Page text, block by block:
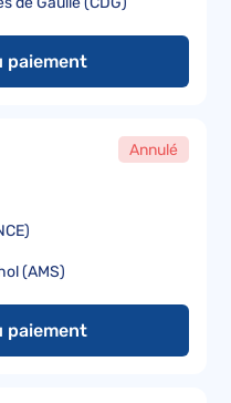
paiement
Annulé
(AMS)
paiement